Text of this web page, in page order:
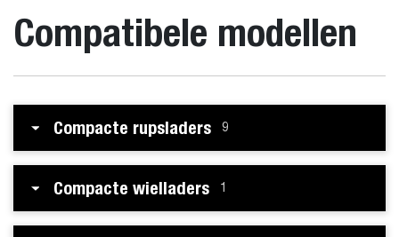
Compatibele modellen
Compacte rupsladers 9
Compacte wielladers 1